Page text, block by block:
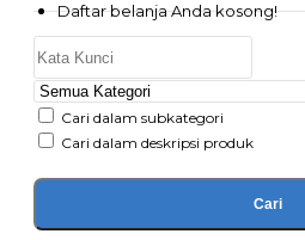
Daftar belanja Anda kosong!
Cari dalam subkategori
Cari dalam deskripsi produk
Cari